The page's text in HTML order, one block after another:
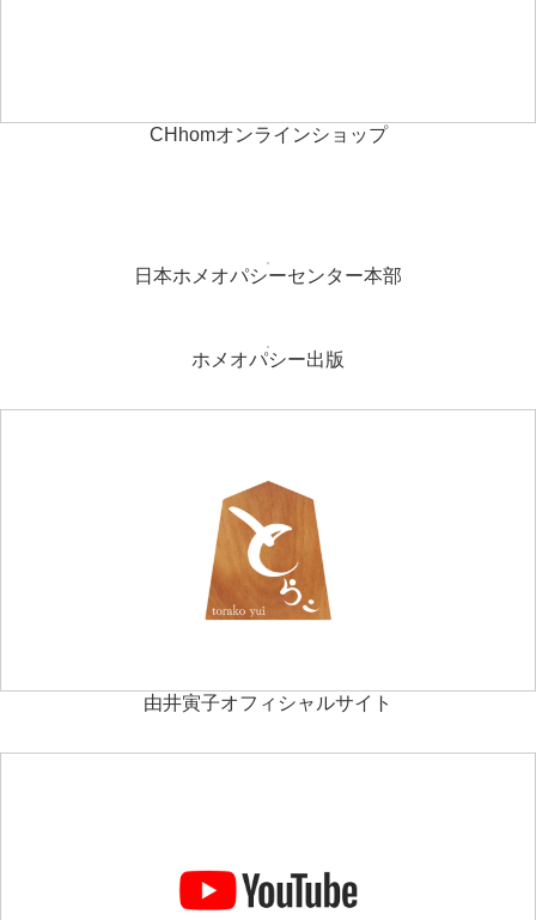
CHhomオンラインショップ
日本ホメオパシーセンター本部
ホメオパシー出版
由井寅子オフィシャルサイト